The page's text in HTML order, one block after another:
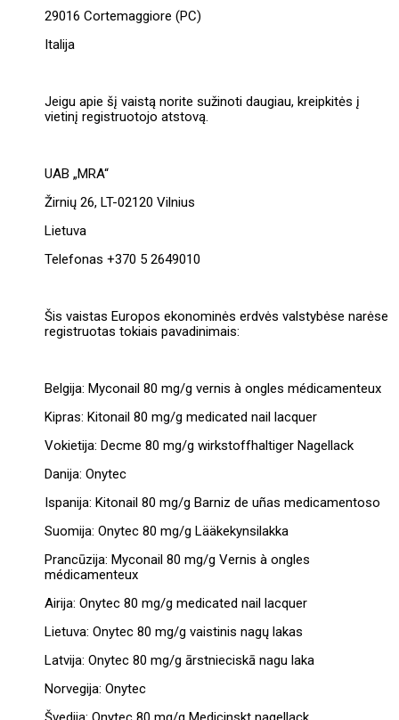
29016 Cortemaggiore (PC)
Italija
Jeigu apie šį vaistą norite sužinoti daugiau, kreipkitės į
vietinį registruotojo atstovą.
UAB „MRA“
Žirnių 26, LT-02120 Vilnius
Lietuva
Telefonas +370 5 2649010
Šis vaistas Europos ekonominės erdvės valstybėse narėse
registruotas tokiais pavadinimais:
Belgija: Myconail 80 mg/g vernis à ongles médicamenteux
Kipras: Kitonail 80 mg/g medicated nail lacquer
Vokietija: Decme 80 mg/g wirkstoffhaltiger Nagellack
Danija: Onytec
Ispanija: Kitonail 80 mg/g Barniz de uñas medicamentoso
Suomija: Onytec 80 mg/g Lääkekynsilakka
Prancūzija: Myconail 80 mg/g Vernis à ongles
médicamenteux
Airija: Onytec 80 mg/g medicated nail lacquer
Lietuva: Onytec 80 mg/g vaistinis nagų lakas
Latvija: Onytec 80 mg/g ārstnieciskā nagu laka
Norvegija: Onytec